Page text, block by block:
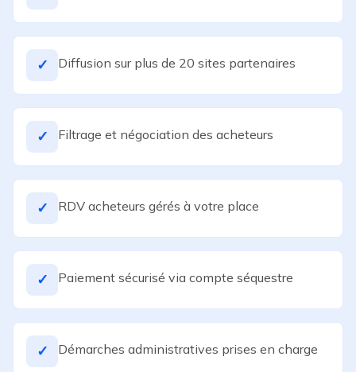
✓ Diffusion sur plus de 20 sites partenaires
✓ Filtrage et négociation des acheteurs
✓ RDV acheteurs gérés à votre place
✓ Paiement sécurisé via compte séquestre
✓ Démarches administratives prises en charge